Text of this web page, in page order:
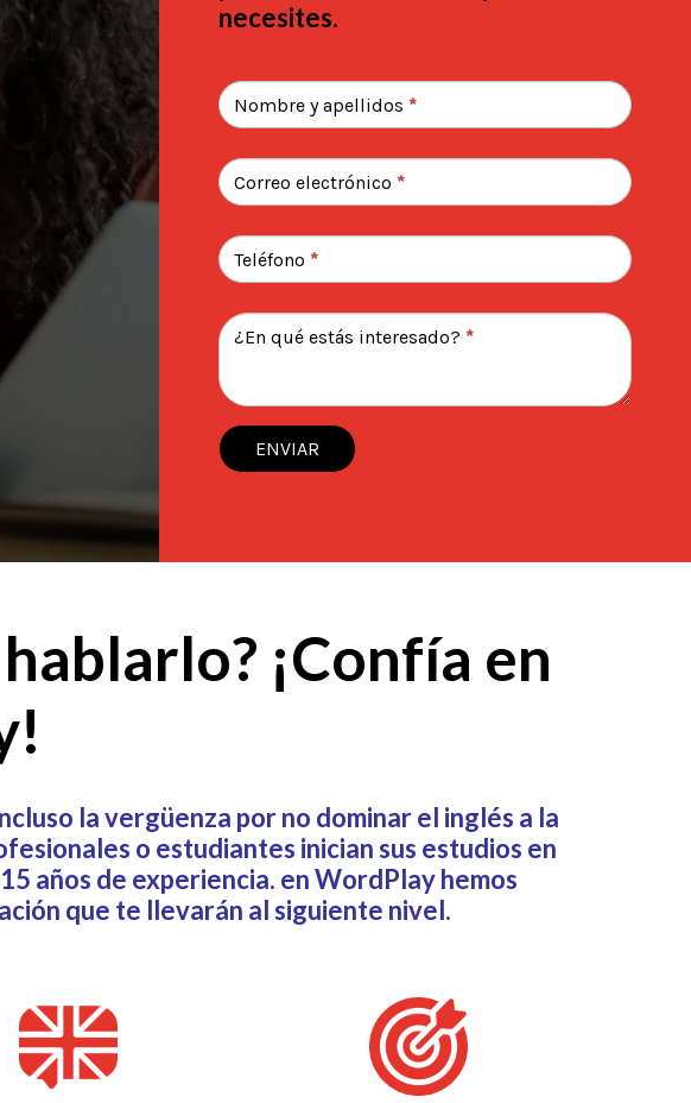
necesites.
landing
cursos
Nombre y apellidos *
Correo electrónico *
Teléfono *
¿En qué estás interesado? *
ENVIAR
¡Confía en
la vergüenza por no dominar el inglés a la
o estudiantes inician sus estudios en
años de experiencia. en WordPlay hemos
que te llevarán al siguiente nivel.